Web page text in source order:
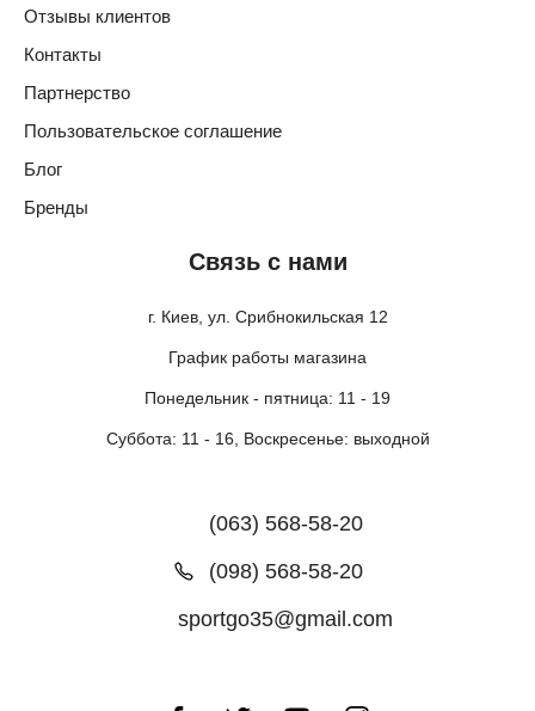
Связь с нами
г. Киев, ул. Срибнокильская 12
График работы магазина
Понедельник - пятница: 11 - 19
Суббота: 11 - 16, Воскресенье: выходной
(063) 568-58-20
(098) 568-58-20
sportgo35@gmail.com
Отзывы клиентов
Контакты
Партнерство
Пользовательское соглашение
Блог
Бренды